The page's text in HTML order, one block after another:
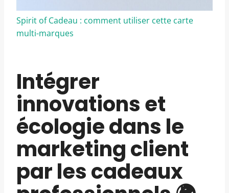
Spirit of Cadeau : comment utiliser cette carte
multi-marques
Intégrer
innovations et
écologie dans le
marketing client
par les cadeaux